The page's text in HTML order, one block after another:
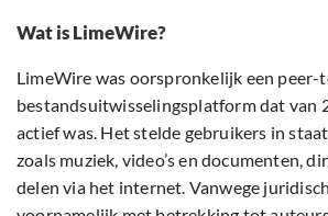
Wat is LimeWire?
LimeWire was oorspronkelijk een peer-
bestandsuitwisselingsplatform dat van
actief was. Het stelde gebruikers in
zoals muziek, video’s en documenten,
delen via het internet. Vanwege